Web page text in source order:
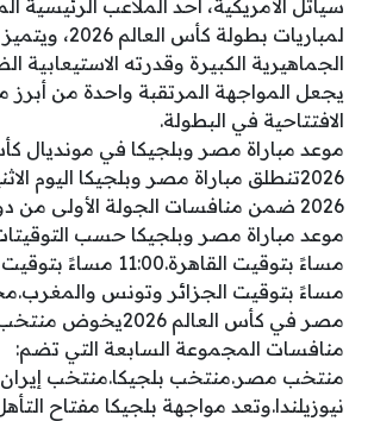
سياتل الأمريكية، أحد الملاعب الرئيسية
لمباريات بطولة
الجماهيرية الكبيرة وقدرته الاستيعابية
يجعل المواجهة المرتقبة واحدة من أبرز
الافتتاحية في البطولة.
موعد مباراة مصر وبلجيكا في مونديال
2026 ضمن منافسات الجولة الأولى من دور المجموعات.
مساءً بتوقيت الجزائر وتونس
مصر في كأس العالم
منافسات المجموعة السابعة التي تضم:
منتخب مصر.منتخب بلجيكا.منتخب
نيوزيلندا.وتعد مواجهة بلجيكا مفتاح